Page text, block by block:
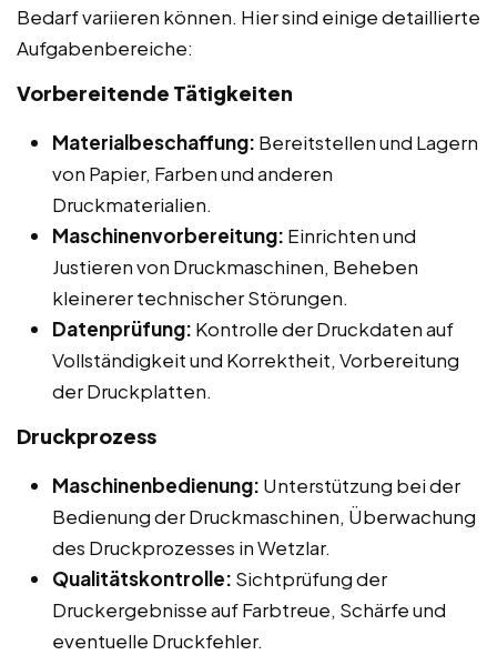
Bedarf variieren können. Hier sind einige detaillierte
Aufgabenbereiche:
Vorbereitende Tätigkeiten
Materialbeschaffung: Bereitstellen und Lagern
von Papier, Farben und anderen
Druckmaterialien.
Maschinenvorbereitung: Einrichten und
Justieren von Druckmaschinen, Beheben
kleinerer technischer Störungen.
Datenprüfung: Kontrolle der Druckdaten auf
Vollständigkeit und Korrektheit, Vorbereitung
der Druckplatten.
Druckprozess
Maschinenbedienung: Unterstützung bei der
Bedienung der Druckmaschinen, Überwachung
des Druckprozesses in Wetzlar.
Qualitätskontrolle: Sichtprüfung der
Druckergebnisse auf Farbtreue, Schärfe und
eventuelle Druckfehler.